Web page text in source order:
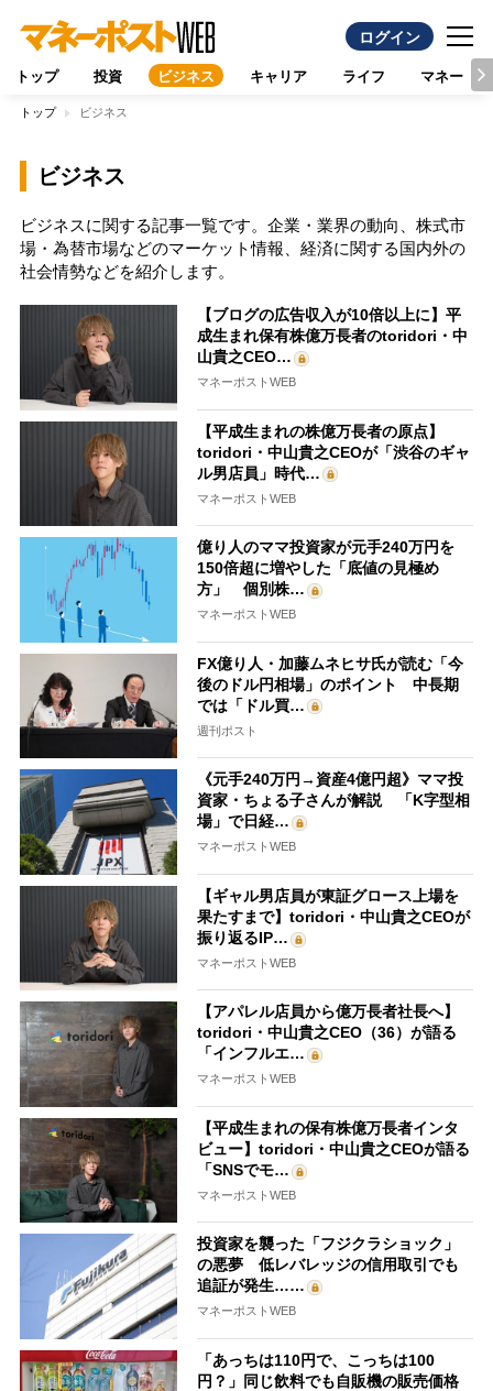
ログイン
トップ 投資 ビジネス キャリア ライフ マネー
トップ ビジネス
ビジネス
ビジネスに関する記事一覧です。企業・業界の動向、株式市
場・為替市場などのマーケット情報、経済に関する国内外の
社会情勢などを紹介します。
【ブログの広告収入が10倍以上に】平
成生まれ保有株億万長者のtoridori・中
山貴之CEO…
マネーポストWEB
【平成生まれの株億万長者の原点】
toridori・中山貴之CEOが「渋谷のギャ
ル男店員」時代…
マネーポストWEB
億り人のママ投資家が元手240万円を
150倍超に増やした「底値の見極め
方」 個別株…
マネーポストWEB
FX億り人・加藤ムネヒサ氏が読む「今
後のドル円相場」のポイント 中長期
では「ドル買…
週刊ポスト
《元手240万円→資産4億円超》ママ投
資家・ちょる子さんが解説 「K字型相
場」で日経…
マネーポストWEB
【ギャル男店員が東証グロース上場を
果たすまで】toridori・中山貴之CEOが
振り返るIP…
マネーポストWEB
【アパレル店員から億万長者社長へ】
toridori・中山貴之CEO（36）が語る
「インフルエ…
マネーポストWEB
【平成生まれの保有株億万長者インタ
ビュー】toridori・中山貴之CEOが語る
「SNSでモ…
マネーポストWEB
投資家を襲った「フジクラショック」
の悪夢 低レバレッジの信用取引でも
追証が発生……
マネーポストWEB
「あっちは110円で、こっちは100
円？」同じ飲料でも自販機の販売価格